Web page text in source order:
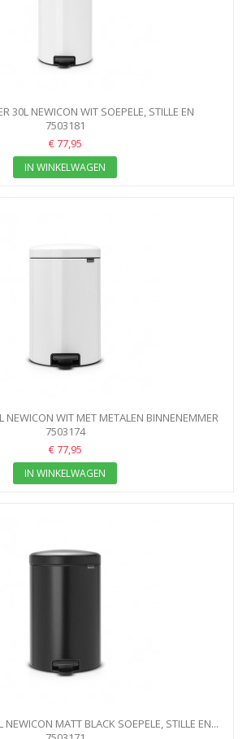
30L NEWICON WIT SOEPELE, STILLE EN
GEURDICHTE...
7503181
€ 77,95
IN WINKELWAGEN
NEWICON WIT MET METALEN BINNENEMMER
7503174
€ 77,95
IN WINKELWAGEN
NEWICON MATT BLACK SOEPELE, STILLE EN...